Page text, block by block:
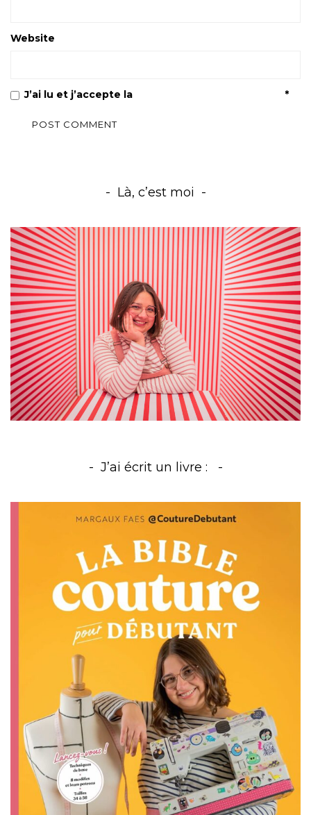
Website
J’ai lu et j’accepte la *
Là, c’est moi
J’ai écrit un livre :